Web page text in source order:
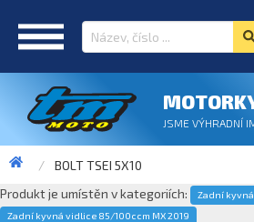
JSME VÝHRADNÍ
BOLT TSEI 5X10
Produkt je umístěn v kategoriích:
Zadní
Zadní kyvná vidlice 85/100ccm MX 2019